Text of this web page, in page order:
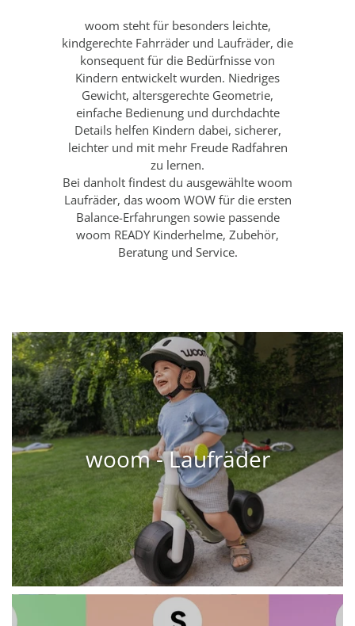
woom steht für besonders leichte,
kindgerechte Fahrräder und Laufräder, die
konsequent für die Bedürfnisse von
Kindern entwickelt wurden. Niedriges
Gewicht, altersgerechte Geometrie,
einfache Bedienung und durchdachte
Details helfen Kindern dabei, sicherer,
leichter und mit mehr Freude Radfahren
zu lernen.
Bei danholt findest du ausgewählte woom
Laufräder, das woom WOW für die ersten
Balance-Erfahrungen sowie passende
woom READY Kinderhelme, Zubehör,
Beratung und Service.
woom - Laufräder